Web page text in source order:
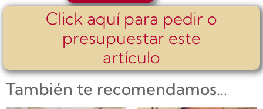
Click aquí para pedir o
presupuestar este
artículo
También te recomendamos…